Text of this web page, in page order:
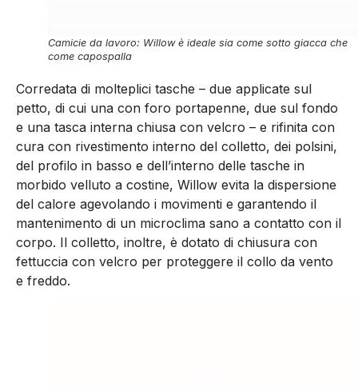
Camicie da lavoro: Willow è ideale sia come sotto giacca che
come capospalla
Corredata di molteplici tasche – due applicate sul
petto, di cui una con foro portapenne, due sul fondo
e una tasca interna chiusa con velcro – e rifinita con
cura con rivestimento interno del colletto, dei polsini,
del profilo in basso e dell’interno delle tasche in
morbido velluto a costine, Willow evita la dispersione
del calore agevolando i movimenti e garantendo il
mantenimento di un microclima sano a contatto con il
corpo. Il colletto, inoltre, è dotato di chiusura con
fettuccia con velcro per proteggere il collo da vento
e freddo.